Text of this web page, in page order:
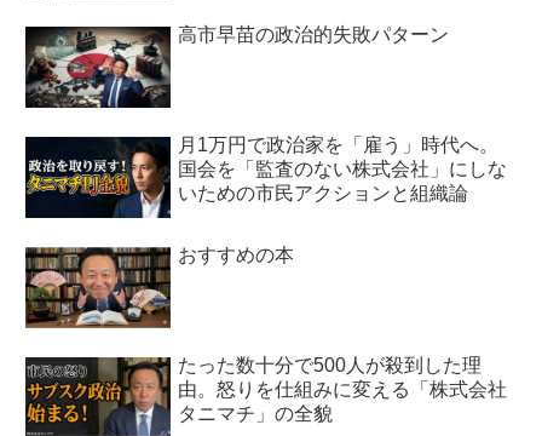
高市早苗の政治的失敗パターン
月1万円で政治家を「雇う」時代へ。
国会を「監査のない株式会社」にしな
いための市民アクションと組織論
おすすめの本
たった数十分で500人が殺到した理
由。怒りを仕組みに変える「株式会社
タニマチ」の全貌